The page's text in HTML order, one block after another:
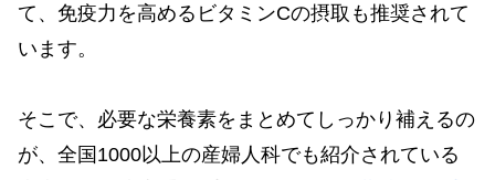
て、免疫力を高めるビタミンCの摂取も推奨されて
います。
そこで、必要な栄養素をまとめてしっかり補えるの
が、全国1000以上の産婦人科でも紹介されている